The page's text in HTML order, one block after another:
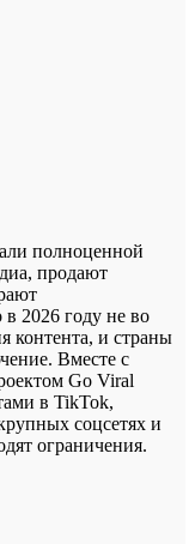
полноценной
продают
2026 году не во
контента, и страны
Вместе с
Go Viral
в TikTok,
соцсетях и
ограничения.